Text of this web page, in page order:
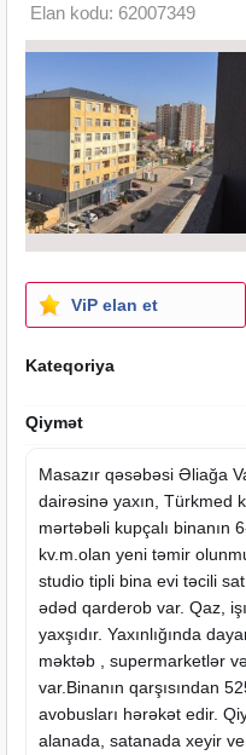
Elan kodu: 62007349
ViP elan et
Kateqoriya
Qiymət
Masazır qəsəbəsi Əliağa
dairəsinə yaxın, Türkmed
mərtəbəli kupçalı binanın
kv.m.olan yeni təmir
studio tipli bina evi təcili
ədəd qarderob var. Qaz,
yaxşıdır. Yaxınlığında
məktəb , supermarketlər
var.Binanın qarşısından
avobusları hərəkət edir.
alanada, satanada xeyir